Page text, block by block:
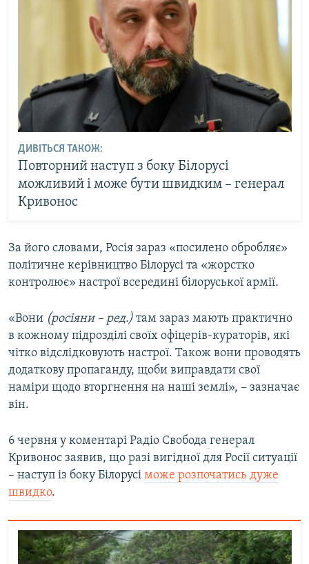
ДИВІТЬСЯ ТАКОЖ:
Повторний наступ з боку Білорусі
можливий і може бути швидким – генерал
Кривонос
За його словами, Росія зараз «посилено обробляє»
політичне керівництво Білорусі та «жорстко
контролює» настрої всередині білоруської армії.
«Вони (росіяни – ред.) там зараз мають практично
в кожному підрозділі своїх офіцерів-кураторів, які
чітко відслідковують настрої. Також вони проводять
додаткову пропаганду, щоби виправдати свої
наміри щодо вторгнення на наші землі», – зазначає
він.
6 червня у коментарі Радіо Свобода генерал
Кривонос заявив, що разі вигідної для Росії ситуації
– наступ із боку Білорусі може розпочатись дуже
швидко.